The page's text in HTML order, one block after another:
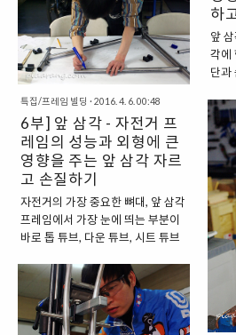
지요
슬
작
이즈
2로
레임에 드디어 바퀴를 장착했습니
다. 포크가 아닌 리어(뒤) 드롭아웃
에 뒷바퀴를 꽂는 순간 그 희열은 남
달랐었습니다. 더욱이 시트 스테이
가 시트 러그에 연결될 부분의 형상
을 직접 만들었는데요, 이 재미가 또
남달랐었습니다. 양 시트 스테이 튜
브 사이에 연결되는 뒤 브레이크를
장착하는 브리지(Bridge)를 접합하
면 더는 프레임을 교정할 수 없습니
다. 이 때문에 시트 스테이를 만들어
프레임에 접합하기 이전에 교정(얼
라이먼트)작업을 진행했습니다. 그
리고 시트 스테이를 만들어 붙였었
이전에 글쓴이는 시트 ..
하
앞
각에
단과
브,
용
브를
질하
지만
있는
억이
스테
중복
분
문
를
그를
특집/프레임 빌딩 · 2016. 4. 6. 00:48
6부] 앞 삼각 - 자전거 프
레임의 성능과 외형에 큰
영향을 주는 앞 삼각 자르
고 손질하기
자전거의 가장 중요한 뼈대, 앞 삼각
프레임에서 가장 눈에 띄는 부분이
바로 톱 튜브, 다운 튜브, 시트 튜브
입니다. 헤드 튜브와 톱 튜브의 각
도, 길이에 따라 자전거의 전반적인
민첩도가 변하는 것은 물론, 설계에
따라 자전거의 외형 변화에 큰 영향